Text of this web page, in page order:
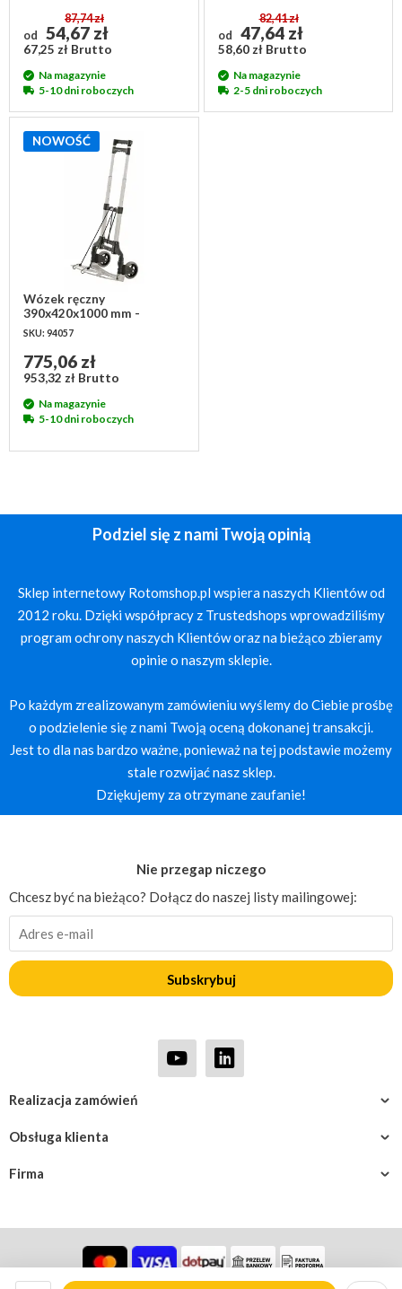
od
87,74 zł
54,67 zł
67,25 zł Brutto
Na magazynie
5-10 dni roboczych
od
82,41 zł
47,64 zł
58,60 zł Brutto
Na magazynie
2-5 dni roboczych
NOWOŚĆ
Wózek ręczny
390x420x1000 mm -
powierzchnia załadunkowa
SKU: 94057
775,06 zł
953,32 zł Brutto
Na magazynie
5-10 dni roboczych
Podziel się z nami Twoją opinią
Sklep internetowy Rotomshop.pl wspiera naszych Klientów od
2012 roku. Dzięki współpracy z Trustedshops wprowadziliśmy
program ochrony naszych Klientów oraz na bieżąco zbieramy
opinie o naszym sklepie.
Po każdym zrealizowanym zamówieniu wyślemy do Ciebie prośbę
o podzielenie się z nami Twoją oceną dokonanej transakcji.
Jest to dla nas bardzo ważne, ponieważ na tej podstawie możemy
stale rozwijać nasz sklep.
Dziękujemy za otrzymane zaufanie!
Firma
Obsługa klienta
Realizacja zamówień
Nie przegap niczego
Chcesz być na bieżąco? Dołącz do naszej listy mailingowej:
Subskrybuj